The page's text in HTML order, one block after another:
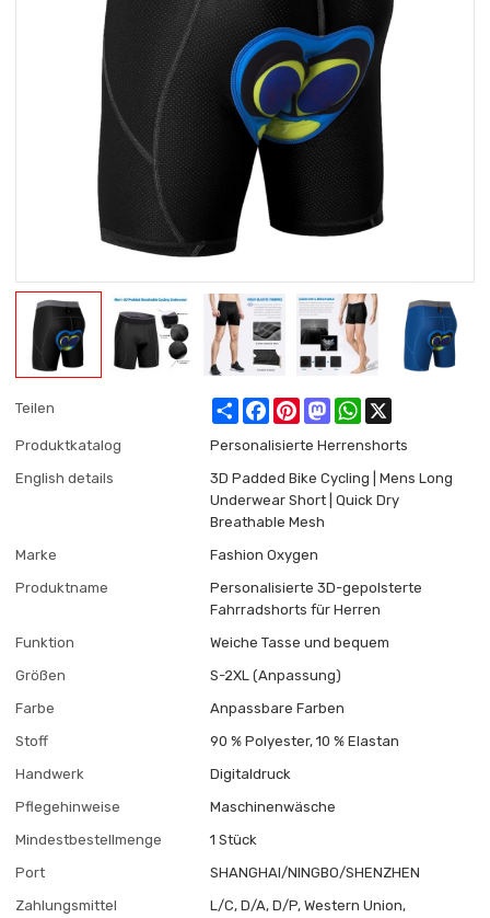
Teilen ShareFacebookPinterestMastodonWhatsApp
Produktkatalog
Personalisierte Herrenshorts
English details
3D Padded Bike Cycling | Mens Long
Underwear Short | Quick Dry
Breathable Mesh
Marke
Fashion Oxygen
Produktname
Personalisierte 3D-gepolsterte
Fahrradshorts für Herren
Funktion
Weiche Tasse und bequem
Größen
S-2XL (Anpassung)
Farbe
Anpassbare Farben
Stoff
90 % Polyester, 10 % Elastan
Handwerk
Digitaldruck
Pflegehinweise
Maschinenwäsche
Mindestbestellmenge
1 Stück
Port
SHANGHAI/NINGBO/SHENZHEN
Zahlungsmittel
L/C, D/A, D/P, Western Union,